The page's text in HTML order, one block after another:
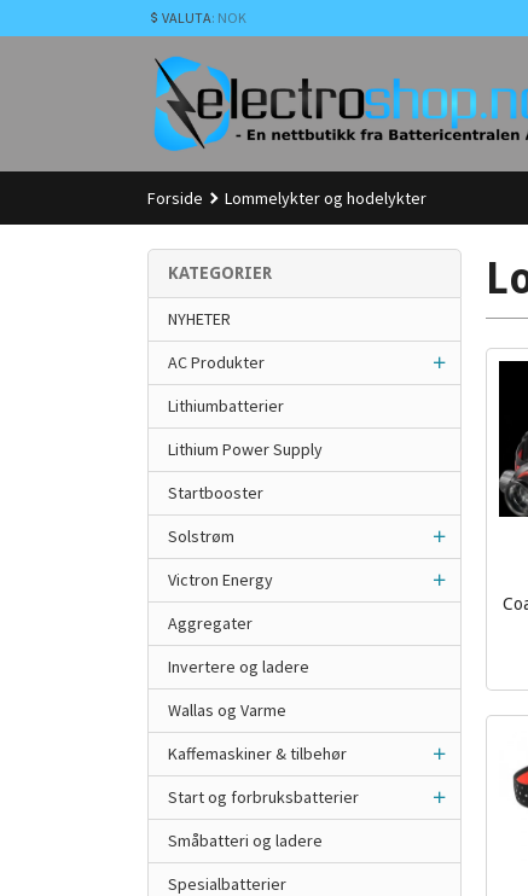
til
VALUTA: NOK
Forside Lommelykter og hodelykter
KATEGORIER
NYHETER
AC Produkter
Lithiumbatterier
Lithium Power Supply
Startbooster
Solstrøm
Victron Energy
Aggregater
Invertere og ladere
Wallas og Varme
Kaffemaskiner & tilbehør
Start og forbruksbatterier
Småbatteri og ladere
Spesialbatterier